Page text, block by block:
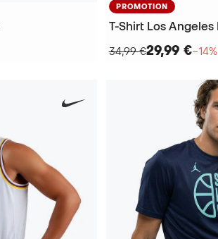
PROMOTION
34,99 €29,99 €−14%